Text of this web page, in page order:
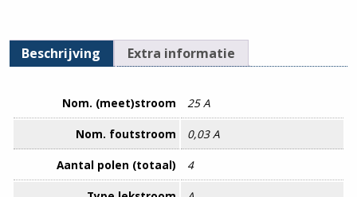
Beschrijving Extra informatie
Nom. (meet)stroom 25 A
Nom. foutstroom 0,03 A
Aantal polen (totaal) 4